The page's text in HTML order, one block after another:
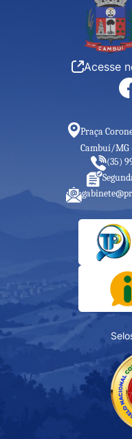
Acesse
Praça
Cambuí/MG
(35)